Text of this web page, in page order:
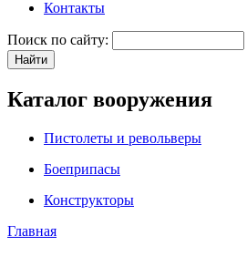
Контакты
Поиск по сайту:
Каталог вооружения
Пистолеты и револьверы
Боеприпасы
Конструкторы
Главная